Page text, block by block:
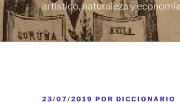
artístico, naturaleza y
PUBLICADO
23/07/2019 POR DICCIONARIO